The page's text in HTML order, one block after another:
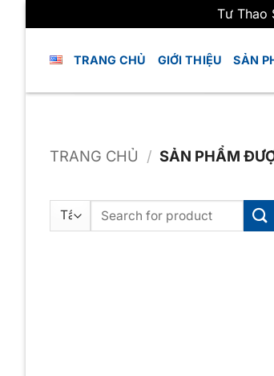
Tư Thao
dung
TRANG CHỦ GIỚI THIỆU SẢN
TRANG CHỦ / SẢN PHẨM
Tìm